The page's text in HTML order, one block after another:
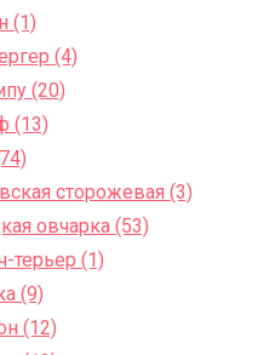
(1)
(4)
(20)
(13)
сторожевая (3)
овчарка (53)
терьер (1)
(9)
(12)